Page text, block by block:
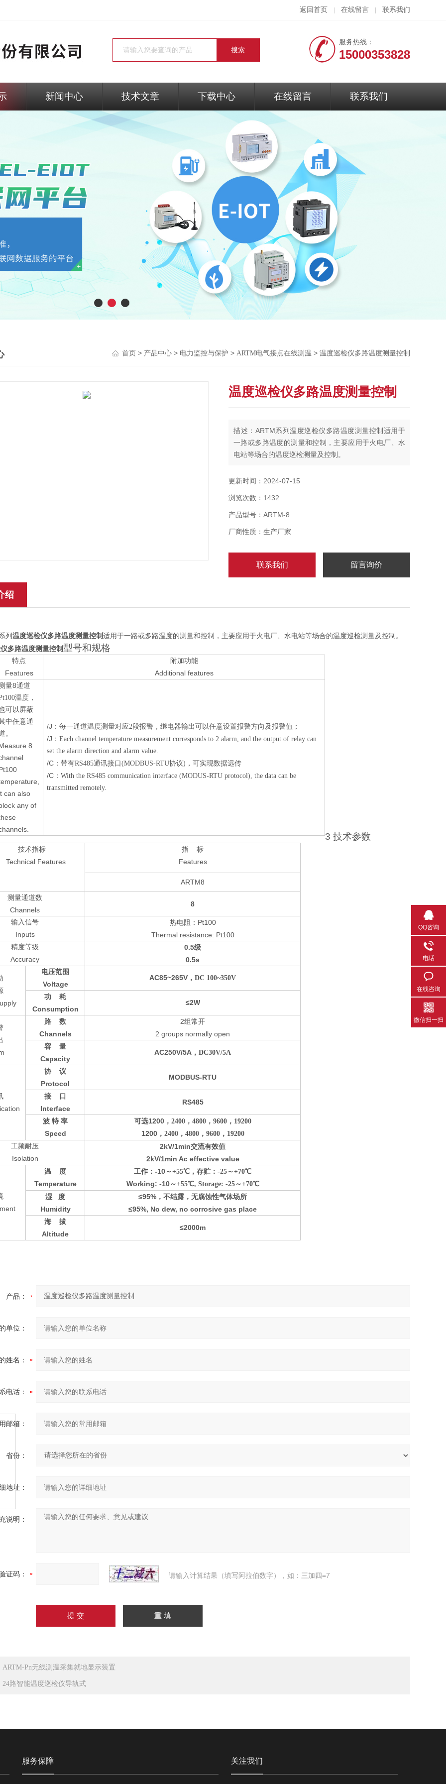
返回首页 在线留言 联系我们
服务热线：
15000353828
新闻中心 技术文章 下载中心 在线留言 联系我们
首页 > 产品中心 > 电力监控与保护 > ARTM电气接点在线测温 > 温度巡检仪多路温度测量控制
温度巡检仪多路温度测量控制
描述：ARTM系列温度巡检仪多路温度测量控制适用于
一路或多路温度的测量和控制，主要应用于火电厂、水
电站等场合的温度巡检测量及控制。
损坏，请及时通知ACREL公司或代理商，并请保留损坏
更换。
更新时间：2024-07-15
浏览次数：1432
产品型号：ARTM-8
厂商性质：生产厂家
联系我们 留言询价
绍
列 温度巡检仪多路温度测量控制 适用于一路或多路温度的测量和控制，主要应用于火电厂、水电站等场合的温度巡检测量及控制。
多路温度测量控制型号和规格
特点
Features
附加功能
Additional features
量8通道
温度，
可以屏蔽
中任意通
。
8
can also
any of
/J ：每一通道温度测量对应2段报警，继电器输出可以任意设置报警方向及报警值；
/J ：Each channel temperature measurement corresponds to 2 alarm, and the output of relay can
set the alarm direction and alarm value.
/C ：带有RS485通讯接口(MODBUS-RTU协议) ，可实现数据远传
/C ：With the RS485 communication interface (MODUS-RTU protocol), the data can be
transmitted remotely.
3 技术参数
技术指标
Features
指 标
Features
ARTM8
测量通道数
Channels
8
输入信号
Inputs
热电阻： Pt100
Thermal resistance: Pt100
精度等级
Accuracy
0.5级
0.5s
电压范围
Voltage
AC85~265V ，DC 100~350V
功 耗
Consumption
≤2W
路 数
Channels
2组常开
2 groups normally open
容 量
Capacity
AC250V/5A ，DC30V/5A
协 议
Protocol
MODBUS-RTU
接 口
Interface
RS485
波 特 率
Speed
可选1200，2400，4800，9600，19200
1200，2400，4800，9600，19200
工频耐压
Isolation
2kV/1min交流有效值
2kV/1min Ac effective value
温 度
Temperature
工作： -10 ～+55℃ ，存贮：-25 ～+70℃
Working: -10～+55℃, Storage: -25～+70℃
湿
度
Humidity
≤95% ，不结露，无腐蚀性气体场所
≤95%, No dew, no corrosive gas place
海 拔
Altitude
≤2000m
产品：
单位：
姓名：
电话：
邮箱：
省份：
地址：
说明：
证码： 请输入计算结果（填写阿拉伯数字），如：三加四=7
ARTM-Pn无线测温采集就地显示装置
24路智能温度巡检仪导轨式
服务保障 关注我们
QQ咨询
电话
在线咨询
微信扫一扫